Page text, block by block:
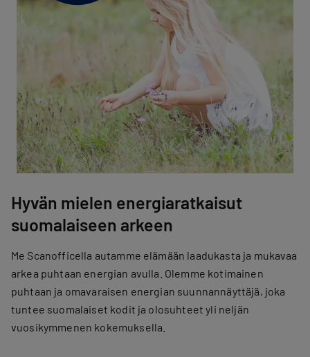
Hyvän mielen energiaratkaisut
suomalaiseen arkeen
Me Scanofficella autamme elämään laadukasta ja mukavaa
arkea puhtaan energian avulla. Olemme kotimainen
puhtaan ja omavaraisen energian suunnannäyttäjä, joka
tuntee suomalaiset kodit ja olosuhteet yli neljän
vuosikymmenen kokemuksella.